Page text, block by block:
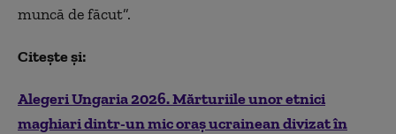
muncă de făcut”.
Citește și:
Alegeri Ungaria 2026. Mărturiile unor etnici
maghiari dintr-un mic oraș ucrainean divizat în